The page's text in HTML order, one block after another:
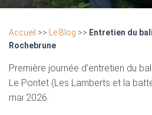
Accueil >> Le Blog >> Entretien du
Rochebrune
Première journée d’entretien du
Le Pontet (Les Lamberts et la
mai 2026.